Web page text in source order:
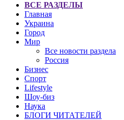
ВСЕ РАЗДЕЛЫ
Главная
Украина
Город
Мир
Все новости раздела
Россия
Бизнес
Спорт
Lifestyle
Шоу-биз
Наука
БЛОГИ ЧИТАТЕЛЕЙ